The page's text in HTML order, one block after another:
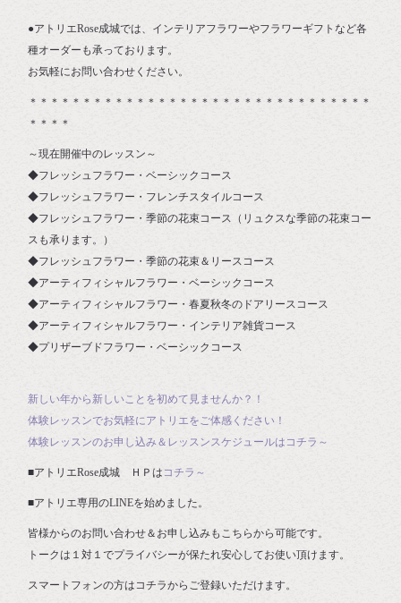
●アトリエRose成城では、インテリアフラワーやフラワーギフトなど各
種オーダーも承っております。
お気軽にお問い合わせください。
＊＊＊＊＊＊＊＊＊＊＊＊＊＊＊＊＊＊＊＊＊＊＊＊＊＊＊＊＊＊＊＊
＊＊＊＊
～現在開催中のレッスン～
◆フレッシュフラワー・ベーシックコース
◆フレッシュフラワー・フレンチスタイルコース
◆フレッシュフラワー・季節の花束コース（リュクスな季節の花束コー
スも承ります。）
◆フレッシュフラワー・季節の花束＆リースコース
◆アーティフィシャルフラワー・ベーシックコース
◆アーティフィシャルフラワー・春夏秋冬のドアリースコース
◆アーティフィシャルフラワー・インテリア雑貨コース
◆プリザーブドフラワー・ベーシックコース
新しい年から新しいことを初めて見ませんか？！
体験レッスンでお気軽にアトリエをご体感ください！
体験レッスンのお申し込み＆レッスンスケジュールはコチラ～
■アトリエRose成城 ＨＰは コチラ～
■アトリエ専用のLINEを始めました。
皆様からのお問い合わせ＆お申し込みもこちらから可能です。
トークは１対１でプライバシーが保たれ安心してお使い頂けます。
スマートフォンの方はコチラからご登録いただけます。